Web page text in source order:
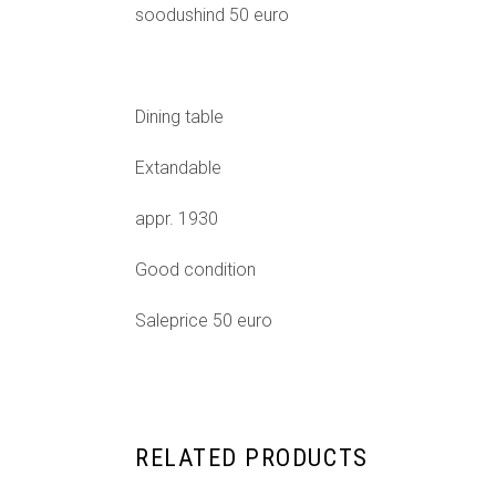
soodushind 50 euro
Dining table
Extandable
appr. 1930
Good condition
Saleprice 50 euro
RELATED PRODUCTS